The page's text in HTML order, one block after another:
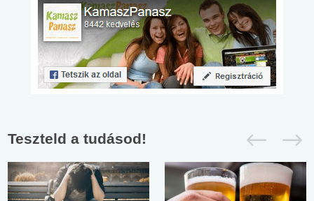
Teszteld a tudásod!